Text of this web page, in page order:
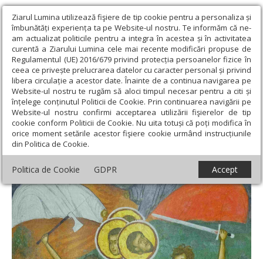
Ziarul Lumina utilizează fişiere de tip cookie pentru a personaliza și
îmbunătăți experiența ta pe Website-ul nostru. Te informăm că ne-
am actualizat politicile pentru a integra în acestea și în activitatea
curentă a Ziarului Lumina cele mai recente modificări propuse de
Regulamentul (UE) 2016/679 privind protecția persoanelor fizice în
ceea ce privește prelucrarea datelor cu caracter personal și privind
libera circulație a acestor date. Înainte de a continua navigarea pe
Website-ul nostru te rugăm să aloci timpul necesar pentru a citi și
înțelege conținutul Politicii de Cookie. Prin continuarea navigării pe
Website-ul nostru confirmi acceptarea utilizării fişierelor de tip
cookie conform Politicii de Cookie. Nu uita totuși că poți modifica în
orice moment setările acestor fişiere cookie urmând instrucțiunile
din Politica de Cookie.
Politica de Cookie GDPR Accept
Ziarul Lumina › Teologie și spiritualitate › Sinaxar › Sf. Mc.
Agripina; Sf. Sfinţit Mc. Aristocle preotul
Sf. Mc. Agripina; Sf. Sfinţit Mc. Aristocle
preotul